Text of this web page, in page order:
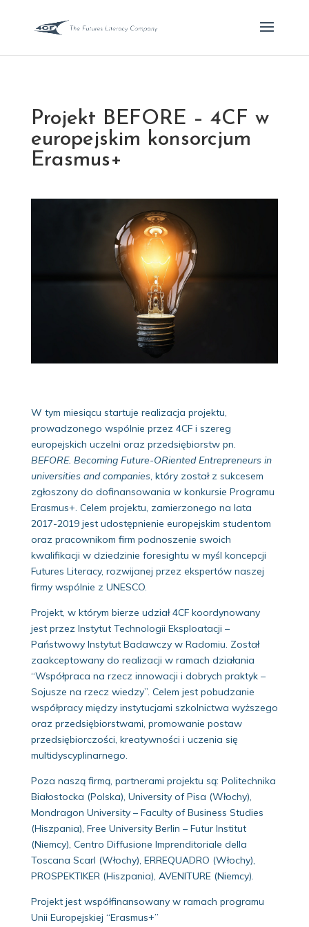
Projekt BEFORE – 4CF w
europejskim konsorcjum
Erasmus+
W tym miesiącu startuje realizacja projektu,
prowadzonego wspólnie przez 4CF i szereg
europejskich uczelni oraz przedsiębiorstw pn.
BEFORE. Becoming Future-ORiented Entrepreneurs in
universities and companies, który został z sukcesem
zgłoszony do dofinansowania w konkursie Programu
Erasmus+. Celem projektu, zamierzonego na lata
2017-2019 jest udostępnienie europejskim studentom
oraz pracownikom firm podnoszenie swoich
kwalifikacji w dziedzinie foresightu w myśl koncepcji
Futures Literacy, rozwijanej przez ekspertów naszej
firmy wspólnie z UNESCO.
Projekt, w którym bierze udział 4CF koordynowany
jest przez Instytut Technologii Eksploatacji –
Państwowy Instytut Badawczy w Radomiu. Został
zaakceptowany do realizacji w ramach działania
“Współpraca na rzecz innowacji i dobrych praktyk –
Sojusze na rzecz wiedzy”. Celem jest pobudzanie
współpracy między instytucjami szkolnictwa wyższego
oraz przedsiębiorstwami, promowanie postaw
przedsiębiorczości, kreatywności i uczenia się
multidyscyplinarnego.
Poza naszą firmą, partnerami projektu są: Politechnika
Białostocka (Polska), University of Pisa (Włochy),
Mondragon University – Faculty of Business Studies
(Hiszpania), Free University Berlin – Futur Institut
(Niemcy), Centro Diffusione Imprenditoriale della
Toscana Scarl (Włochy), ERREQUADRO (Włochy),
PROSPEKTIKER (Hiszpania), AVENITURE (Niemcy).
Projekt jest współfinansowany w ramach programu
Unii Europejskiej “Erasmus+”